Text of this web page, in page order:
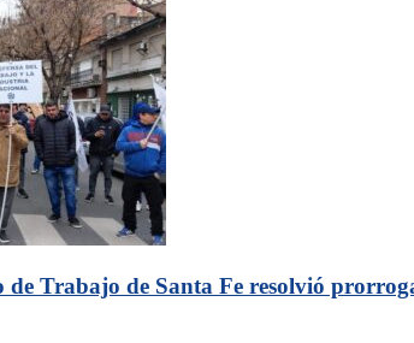
Trabajo de Santa Fe resolvió